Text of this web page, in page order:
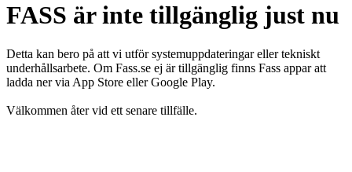
FASS är inte tillgänglig just nu
Detta kan bero på att vi utför systemuppdateringar eller tekniskt
underhållsarbete. Om Fass.se ej är tillgänglig finns Fass appar att
ladda ner via App Store eller Google Play.
Välkommen åter vid ett senare tillfälle.